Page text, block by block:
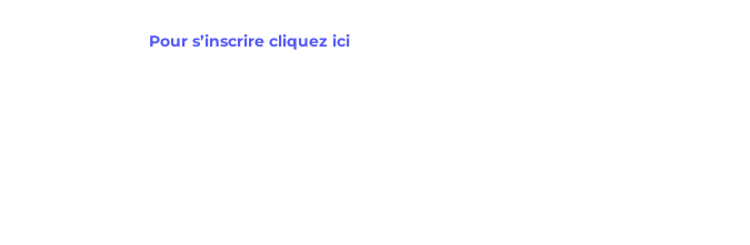
Pour s’inscrire cliquez ici